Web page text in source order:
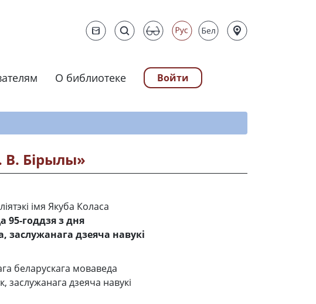
сайтуО библиотеке Войти
В. Бірылы»
імя Якуба Коласа
95-годдзя з дня
дзеяча навукі
беларускага моваведа
заслужанага дзеяча навукі